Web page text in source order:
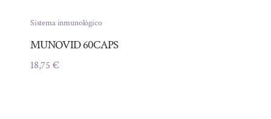
Sistema inmunológico
MUNOVID 60CAPS
18,75 €